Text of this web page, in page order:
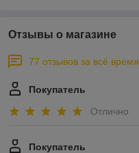
Отзывы о магазине
77 отзывов за всё время
Покупатель
Отлично
Покупатель